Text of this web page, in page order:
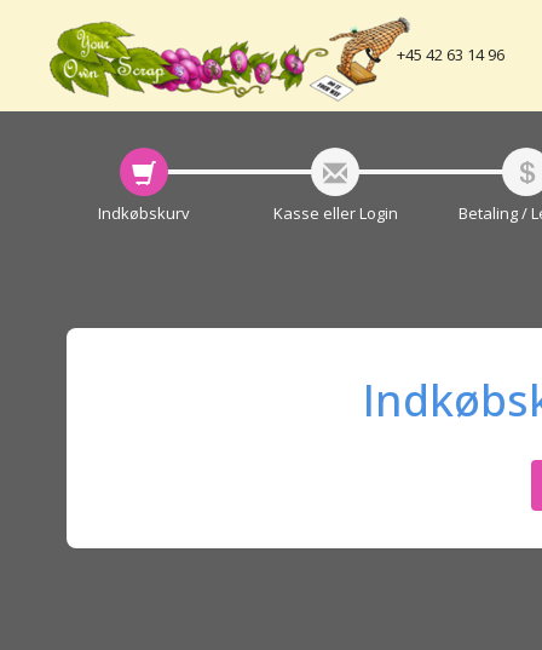
+45 42 63 14 96
Indkøbskurv Kasse eller Login Betaling /